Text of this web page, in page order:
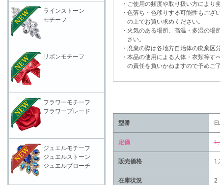
・ご使用の頻度や取り扱い方により
・色落ち・色移りする可能性もござ
の上でお買い求めください。
・火気のある場所、高温・多湿の場
さい。
・廃棄の際は各地方自治体の廃棄区
・本品の使用による人体・衣類等す
の責任を負いかねますので予めご
型番
定価
販売価格
在庫状況 2
ラインストーン
モチーフ
リボンモチーフ
フラワーモチーフ
フラワーブレード
ジュエルモチーフ
ジュエルストーン
ジュエルブローチ